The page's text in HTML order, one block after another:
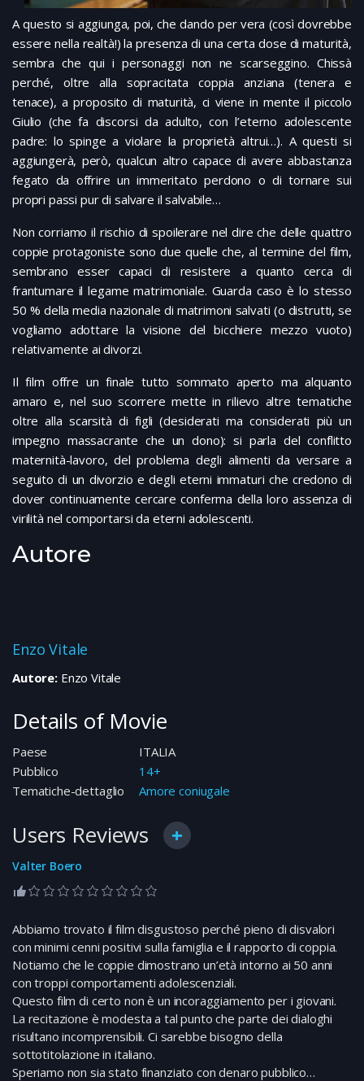
A questo si aggiunga, poi, che dando per vera (così dovrebbe
essere nella realtà!) la presenza di una certa dose di maturità,
sembra che qui i personaggi non ne scarseggino. Chissà
perché, oltre alla sopracitata coppia anziana (tenera e
tenace), a proposito di maturità, ci viene in mente il piccolo
Giulio (che fa discorsi da adulto, con l’eterno adolescente
padre: lo spinge a violare la proprietà altrui…). A questi si
aggiungerà, però, qualcun altro capace di avere abbastanza
fegato da offrire un immeritato perdono o di tornare sui
propri passi pur di salvare il salvabile…
Non corriamo il rischio di spoilerare nel dire che delle quattro
coppie protagoniste sono due quelle che, al termine del film,
sembrano esser capaci di resistere a quanto cerca di
frantumare il legame matrimoniale. Guarda caso è lo stesso
50 % della media nazionale di matrimoni salvati (o distrutti, se
vogliamo adottare la visione del bicchiere mezzo vuoto)
relativamente ai divorzi.
Il film offre un finale tutto sommato aperto ma alquanto
amaro e, nel suo scorrere mette in rilievo altre tematiche
oltre alla scarsità di figli (desiderati ma considerati più un
impegno massacrante che un dono): si parla del conflitto
maternità-lavoro, del problema degli alimenti da versare a
seguito di un divorzio e degli eterni immaturi che credono di
dover continuamente cercare conferma della loro assenza di
virilità nel comportarsi da eterni adolescenti.
Autore
Enzo Vitale
Autore:Enzo Vitale
Details of Movie
Paese
ITALIA
Pubblico
14+
Tematiche-dettaglio
Amore coniugale
Users Reviews
Valter Boero
Abbiamo trovato il film disgustoso perché pieno di disvalori
con minimi cenni positivi sulla famiglia e il rapporto di coppia.
Notiamo che le coppie dimostrano un’età intorno ai 50 anni
con troppi comportamenti adolescenziali.
Questo film di certo non è un incoraggiamento per i giovani.
La recitazione è modesta a tal punto che parte dei dialoghi
risultano incomprensibili. Ci sarebbe bisogno della
sottotitolazione in italiano.
Speriamo non sia stato finanziato con denaro pubblico…